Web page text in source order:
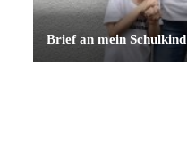
Brief an mein Schulkind